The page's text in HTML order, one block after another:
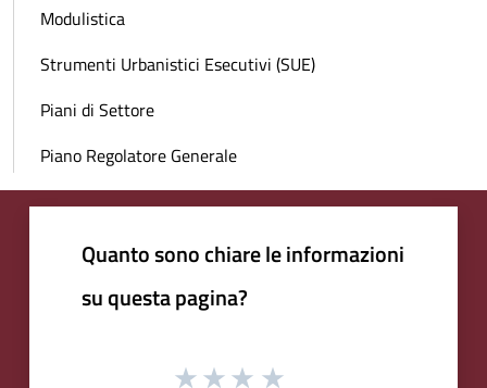
Modulistica
Strumenti Urbanistici Esecutivi (SUE)
Piani di Settore
Piano Regolatore Generale
Quanto sono chiare le informazioni
su questa pagina?